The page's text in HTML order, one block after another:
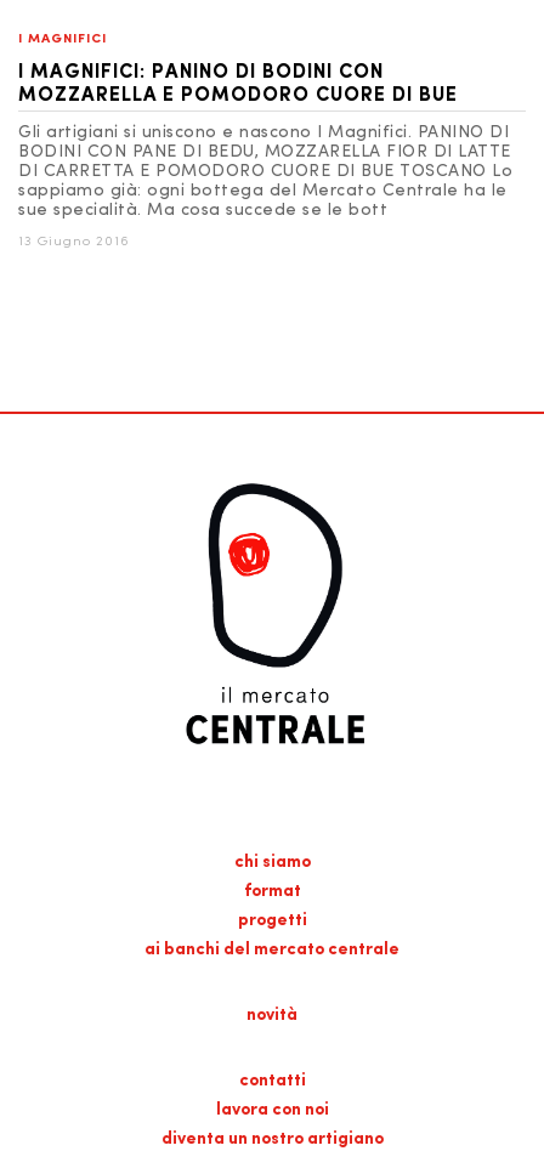
I MAGNIFICI
I MAGNIFICI: PANINO DI BODINI CON
MOZZARELLA E POMODORO CUORE DI BUE
Gli artigiani si uniscono e nascono I Magnifici. PANINO DI
BODINI CON PANE DI BEDU, MOZZARELLA FIOR DI LATTE
DI CARRETTA E POMODORO CUORE DI BUE TOSCANO Lo
sappiamo già: ogni bottega del Mercato Centrale ha le
sue specialità. Ma cosa succede se le bott
13 Giugno 2016
chi siamo
format
progetti
ai banchi del mercato centrale
novità
contatti
lavora con noi
diventa un nostro artigiano